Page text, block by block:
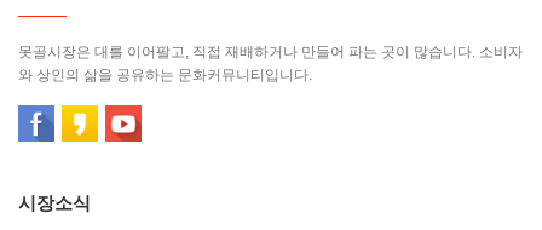
못골시장은 대를 이어팔고, 직접 재배하거나 만들어 파는 곳이 많습니다. 소비자
와 상인의 삶을 공유하는 문화커뮤니티입니다.
시장소식